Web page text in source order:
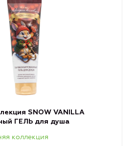
SNOW VANILLA
ГЕЛЬ для душа
коллекция